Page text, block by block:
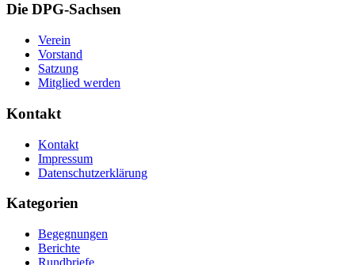
Die DPG-Sachsen
Verein
Vorstand
Satzung
Mitglied werden
Kontakt
Kontakt
Impressum
Datenschutzerklärung
Kategorien
Begegnungen
Berichte
Rundbriefe